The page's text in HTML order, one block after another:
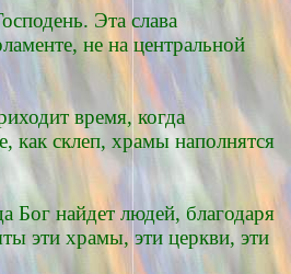
Эта слава
не на центральной
время, когда
как склеп, храмы наполнятся
Бог найдет людей, благодаря
эти храмы, эти церкви, эти